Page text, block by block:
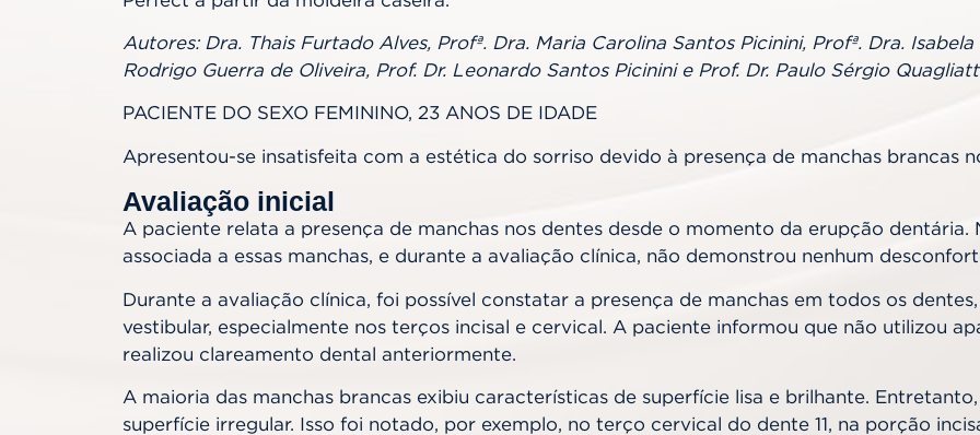
Autores: Dra. Thais Furtado Alves, Profª. Dra. Maria Carolina Santos Picinini, Profª. Dra.
Rodrigo Guerra de Oliveira, Prof. Dr. Leonardo Santos Picinini e Prof. Dr. Paulo Sérgio
PACIENTE DO SEXO FEMININO, 23 ANOS DE IDADE
Apresentou-se insatisfeita com a estética do sorriso devido à presença de manchas brancas
Avaliação inicial
A paciente relata a presença de manchas nos dentes desde o momento da erupção dentária.
associada a essas manchas, e durante a avaliação clínica, não demonstrou nenhum
Durante a avaliação clínica, foi possível constatar a presença de manchas em todos os
vestibular, especialmente nos terços incisal e cervical. A paciente informou que não utilizou
realizou clareamento dental anteriormente.
A maioria das manchas brancas exibiu características de superfície lisa e brilhante.
superfície irregular. Isso foi notado, por exemplo, no terço cervical do dente 11, na porção